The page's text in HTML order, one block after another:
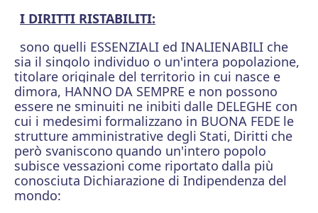
I DIRITTI RISTABILITI:
sono quelli ESSENZIALI ed INALIENABILI che
sia il singolo individuo o un'intera popolazione,
titolare originale del territorio in cui nasce e
dimora, HANNO DA SEMPRE e non possono
essere ne sminuiti ne inibiti dalle DELEGHE con
cui i medesimi formalizzano in BUONA FEDE le
strutture amministrative degli Stati, Diritti che
però svaniscono quando un'intero popolo
subisce vessazioni come riportato dalla più
conosciuta Dichiarazione di Indipendenza del
mondo: